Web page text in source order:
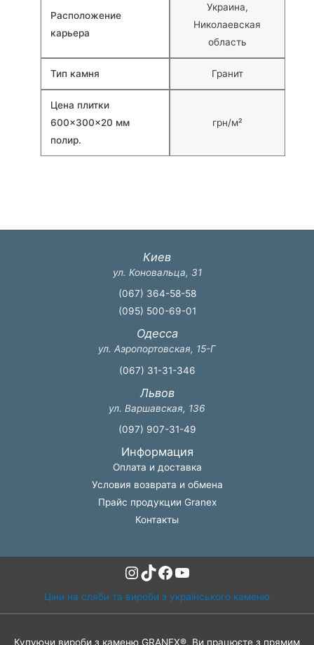
Расположение
карьера
Украина,
Николаевская
область
Тип камня Гранит
Цена плитки
600×300×20 мм
полир.
грн/м²
Киев
ул. Коновальца, 31
(067) 364-58-58
(095) 500-69-01
Одесса
ул. Аэропортовская, 15-Г
(067) 31-31-346
Львов
ул. Варшавская, 136
(097) 907-31-49
Информация
Оплата и доставка
Условия возврата и обмена
Прайс продукции Granex
Контакты
Instagram
TikTok
Facebook
YouTube
Ціни на сляби та вироби з українського каменю
Купуючи вироби з каменю GRANEX®, Ви працюєте з прямим